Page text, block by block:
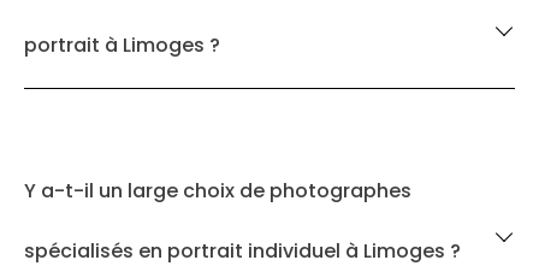
portrait à Limoges ?
Y a-t-il un large choix de photographes
spécialisés en portrait individuel à Limoges ?